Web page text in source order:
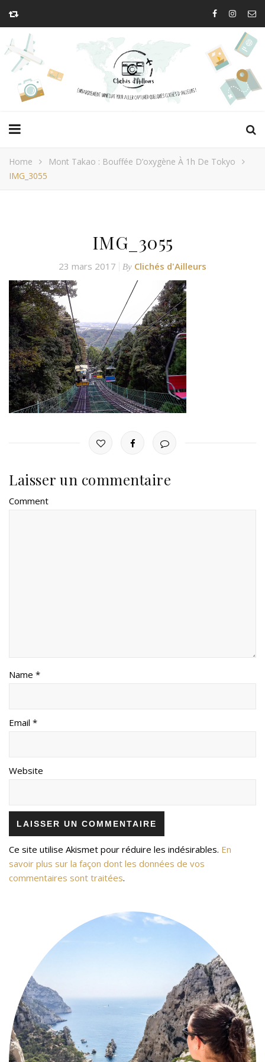
Home
Mont Takao : Bouffée D’oxygène À 1h De Tokyo
IMG_3055
IMG_3055
23 mars 2017 By Clichés d'Ailleurs
Laisser un commentaire
Comment
Name *
Email *
Website
Ce site utilise Akismet pour réduire les indésirables. En
savoir plus sur la façon dont les données de vos
commentaires sont traitées.